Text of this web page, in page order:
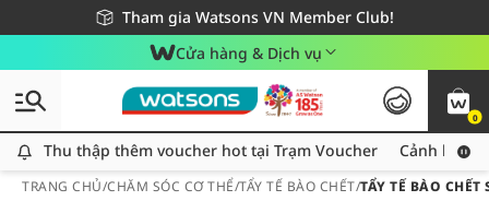
Tham gia Watsons VN Member Club!
Miễn phí giao hàng cho đơn hàng từ 249,000Đ
Giao hàng nhanh 24h - Áp dụng khu vực TP. Hồ Chí Minh
Cửa hàng & Dịch vụ
0
Thu thập thêm voucher hot tại Trạm Voucher
Thu thập thêm voucher hot tại Trạm Voucher Cảnh báo
TRANG CHỦ/CHĂM SÓC CƠ THỂ/TẨY TẾ BÀO CHẾT/TẨY TẾ BÀO